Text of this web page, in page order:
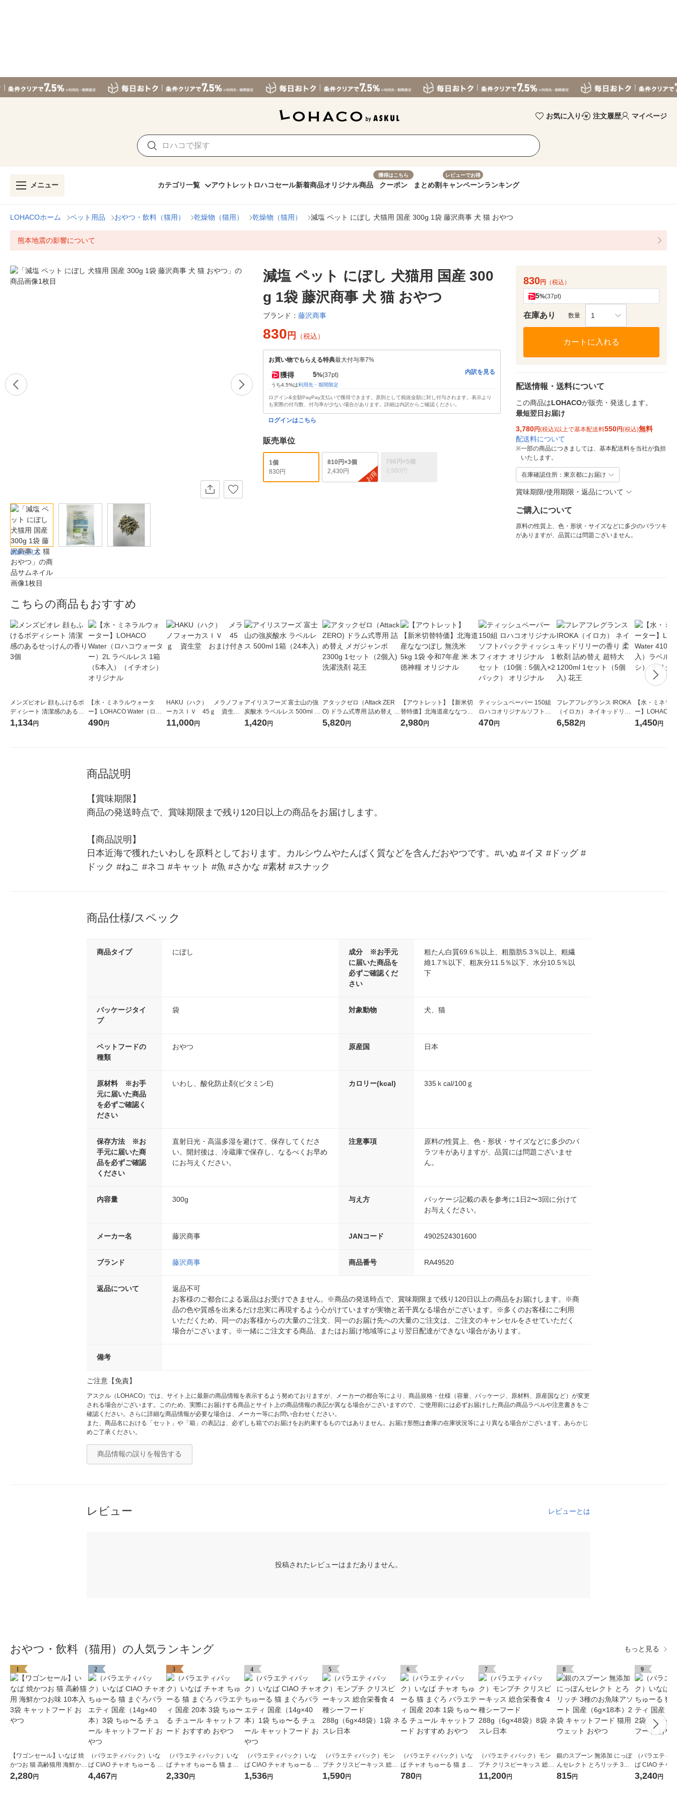
お気に入り 注文履歴 マイページ
メニュー カテゴリ一覧 アウトレット ロハコセール新着商品オリジナル商品
獲得はこちら
クーポン まとめ割
レビューでお得
キャンペーンランキング
LOHACOホーム ペット用品 おやつ・飲料（猫用） 乾燥物（猫用） 乾燥物（猫用） 減塩 ペット にぼし 犬猫用 国産 300g 1袋 藤沢商事 犬 猫 おやつ
熊本地震の影響について
画像を見る
減塩 ペット にぼし 犬猫用 国産 300
g 1袋 藤沢商事 犬 猫 おやつ
ブランド： 藤沢商事
830 円 （税込）
お買い物でもらえる特典最大付与率7%
獲得 5%(37pt)
うち4.5%は利用先・期間限定
内訳を見る
ログイン&全額PayPay支払いで獲得できます。原則として税抜金額に対し付与されます。表示より
も実際の付与数、付与率が少ない場合があります。詳細は内訳からご確認ください。
ログインはこちら
販売単位
1個
830円
810円×3個
2,430円
お得
796円×5個
3,980円
830円 （税込）
5%(37pt)
在庫あり 数量 1
カートに入れる
配送情報・送料について
この商品はLOHACOが販売・発送します。
最短翌日お届け
3,780円(税込)以上で基本配送料550円(税込)無料
配送料について
※一部の商品につきましては、基本配送料を当社が負担
いたします。
在庫確認住所：東京都にお届け
賞味期限/使用期限・返品について
ご購入について
原料の性質上、色・形状・サイズなどに多少のバラツキ
がありますが、品質には問題ございません。
こちらの商品もおすすめ
メンズビオレ 顔もふけるボ
ディシート 清潔感のあるせ
っけんの香り 3個
1,134円
【水・ミネラルウォータ
ー】LOHACO Water（ロハ
コウォーター）2L ラベルレ
490円
HAKU（ハク） メラノフォ
ーカスＩＶ 45ｇ 資生
堂 おまけ付き
11,000円
アイリスフーズ 富士山の強
炭酸水 ラベルレス 500ml 1
箱（24本入）
1,420円
アタックゼロ（Attack ZER
O) ドラム式専用 詰め替え メ
ガジャンボ 2300g 1セット
5,820円
【アウトレット】【新米切
替特価】北海道産ななつぼ
し 無洗米 5kg 1袋 令和7年産
2,980円
ティッシュペーパー 150組
ロハコオリジナルソフトパ
ックティッシュ フィオナ オ
470円
フレアフレグランス IROKA
（イロカ） ネイキッドリリ
ーの香り 柔軟剤 詰め替え 超
6,582円
【水・ミネラ
ー】LOHACO
1箱（20本入
1,450円
商品説明
【賞味期限】
商品の発送時点で、賞味期限まで残り120日以上の商品をお届けします。
【商品説明】
日本近海で獲れたいわしを原料としております。カルシウムやたんぱく質などを含んだおやつです。#いぬ #イヌ #ドッグ #
ドック #ねこ #ネコ #キャット #魚 #さかな #素材 #スナック
商品仕様/スペック
商品タイプ にぼし
成分 ※お手元
に届いた商品を
必ずご確認くだ
さい
粗たん白質69.6％以上、粗脂肪5.3％以上、粗繊
維1.7％以下、粗灰分11.5％以下、水分10.5％以
下
パッケージタイ
プ
袋 対象動物 犬、猫
ペットフードの
種類
おやつ 原産国 日本
原材料 ※お手
元に届いた商品
を必ずご確認く
ださい
いわし、酸化防止剤(ビタミンE) カロリー(kcal) 335ｋcal/100ｇ
保存方法 ※お
手元に届いた商
品を必ずご確認
ください
直射日光・高温多湿を避けて、保存してくださ
い。開封後は、冷蔵庫で保存し、なるべくお早め
にお与えください。
注意事項
原料の性質上、色・形状・サイズなどに多少のバ
ラツキがありますが、品質には問題ございませ
ん。
内容量 300g 与え方
パッケージ記載の表を参考に1日2〜3回に分けて
お与えください。
メーカー名 藤沢商事 JANコード 4902524301600
ブランド 藤沢商事 商品番号 RA49520
返品について
返品不可
お客様のご都合による返品はお受けできません。※商品の発送時点で、賞味期限まで残り120日以上の商品をお届けします。※商
品の色や質感を出来るだけ忠実に再現するよう心がけていますが実物と若干異なる場合がございます。※多くのお客様にご利用
いただくため、同一のお客様からの大量のご注文、同一のお届け先への大量のご注文は、ご注文のキャンセルをさせていただく
場合がございます。※一緒にご注文する商品、またはお届け地域等により翌日配達ができない場合があります。
備考
ご注意【免責】
アスクル（LOHACO）では、サイト上に最新の商品情報を表示するよう努めておりますが、メーカーの都合等により、商品規格・仕様（容量、パッケージ、原材料、原産国など）が変更
される場合がございます。このため、実際にお届けする商品とサイト上の商品情報の表記が異なる場合がございますので、ご使用前には必ずお届けした商品の商品ラベルや注意書きをご
確認ください。さらに詳細な商品情報が必要な場合は、メーカー等にお問い合わせください。
また、商品名における「セット」や「箱」の表記は、必ずしも箱でのお届けをお約束するものではありません。お届け形態は倉庫の在庫状況等により異なる場合がございます。あらかじ
めご了承ください。
商品情報の誤りを報告する
レビュー レビューとは
投稿されたレビューはまだありません。
おやつ・飲料（猫用）の人気ランキング もっと見る
1
【ワゴンセール】いなば 焼
かつお 猫 高齢猫用 海鮮かつ
お味 10本入 3袋 キャットフ
2,280円
2
（バラエティパック）いな
ば CIAO チャオ ちゅーる 猫
まぐろバラエティ 国産（14
4,467円
3
（バラエティパック）いな
ば チャオ ちゅーる 猫 まぐ
ろ バラエティ 国産 20本 3袋
2,330円
4
（バラエティパック）いな
ば CIAO チャオ ちゅーる 猫
まぐろバラエティ 国産（14
1,536円
5
（バラエティパック）モン
プチ クリスピーキッス 総合
栄養食 4種シーフード 288g
1,590円
6
（バラエティパック）いな
ば チャオ ちゅーる 猫 まぐ
ろ バラエティ 国産 20本 1袋
780円
7
（バラエティパック）モン
プチ クリスピーキッス 総合
栄養食 4種シーフード 288g
11,200円
8
銀のスプーン 無添加 にっぽ
んセレクト とろリッチ 3種
のお魚味アソート 国産（6g
815円
9
（バラエティ
ば CIAO チャ
贅沢バラエテ
3,240円